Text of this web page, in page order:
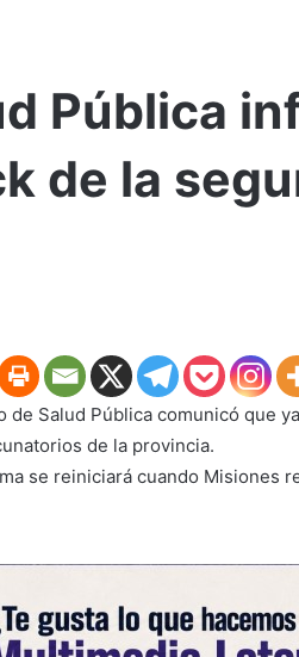
Pública
de la
de Salud Pública comunicó que
de la provincia.
se reiniciará cuando Misiones